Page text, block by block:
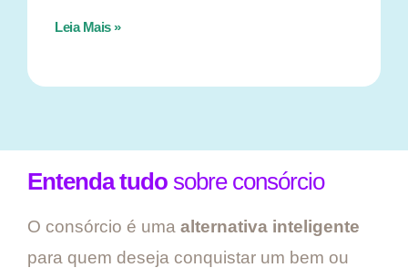
Leia Mais »
Entenda tudo sobre consórcio
O consórcio é uma alternativa inteligente
para quem deseja conquistar um bem ou